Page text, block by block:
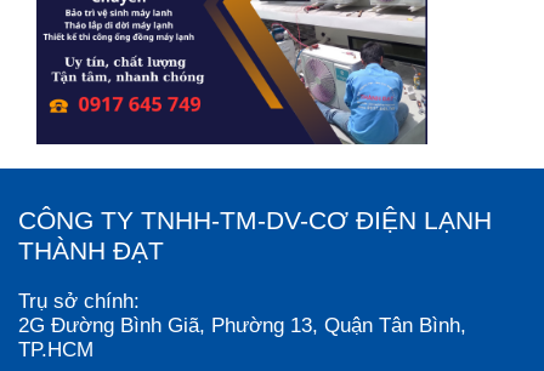
CÔNG TY TNHH-TM-DV-CƠ ĐIỆN LẠNH
THÀNH ĐẠT
Trụ sở chính:
2G Đường Bình Giã, Phường 13, Quận Tân Bình,
TP.HCM